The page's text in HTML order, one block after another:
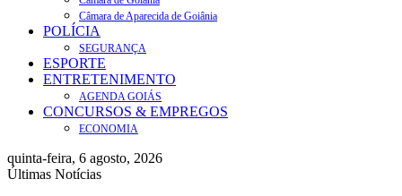
Câmara de Aparecida de Goiânia
POLÍCIA
SEGURANÇA
ESPORTE
ENTRETENIMENTO
AGENDA GOIÁS
CONCURSOS & EMPREGOS
ECONOMIA
quinta-feira, 6 agosto, 2026
Últimas Notícias